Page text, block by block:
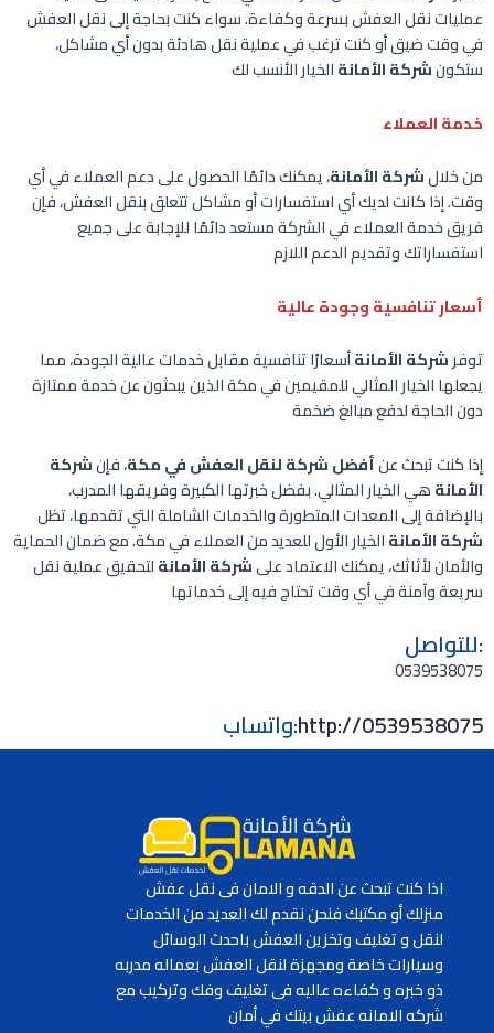
عمليات نقل العفش بسرعة وكفاءة. سواء كنت بحاجة إلى نقل العفش
في وقت ضيق أو كنت ترغب في عملية نقل هادئة بدون أي مشاكل،
ستكونشركة الأمانةالخيار الأنسب لك
خدمة العملاء
من خلالشركة الأمانة، يمكنك دائمًا الحصول على دعم العملاء في أي
وقت. إذا كانت لديك أي استفسارات أو مشاكل تتعلق بنقل العفش، فإن
فريق خدمة العملاء في الشركة مستعد دائمًا للإجابة على جميع
استفساراتك وتقديم الدعم اللازم
أسعار تنافسية وجودة عالية
توفرشركة الأمانةأسعارًا تنافسية مقابل خدمات عالية الجودة، مما
يجعلها الخيار المثالي للمقيمين في مكة الذين يبحثون عن خدمة ممتازة
دون الحاجة لدفع مبالغ ضخمة
إذا كنت تبحث عنأفضل شركة لنقل العفش في مكة، فإنشركة
الأمانةهي الخيار المثالي. بفضل خبرتها الكبيرة وفريقها المدرب،
بالإضافة إلى المعدات المتطورة والخدمات الشاملة التي تقدمها، تظل
شركة الأمانةالخيار الأول للعديد من العملاء في مكة. مع ضمان الحماية
والأمان لأثاثك، يمكنك الاعتماد علىشركة الأمانةلتحقيق عملية نقل
سريعة وآمنة في أي وقت تحتاج فيه إلى خدماتها
:للتواصل
0539538075
http://0539538075:واتساب
اذا كنت تبحث عن الدقه و الامان فى نقل عفش
منزلك أو مكتبك فنحن نقدم لك العديد من الخدمات
لنقل و تغليف وتخزين العفش باحدث الوسائل
وسيارات خاصة ومجهزة لنقل العفش بعماله مدربه
ذو خبره و كفاءه عاليه فى تغليف وفك وتركيب مع
شركه الامانه عفش بيتك في أمان